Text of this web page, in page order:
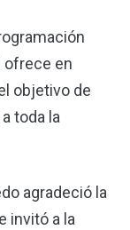
ofrece en
objetivo de
toda la
agradeció la
invitó a la